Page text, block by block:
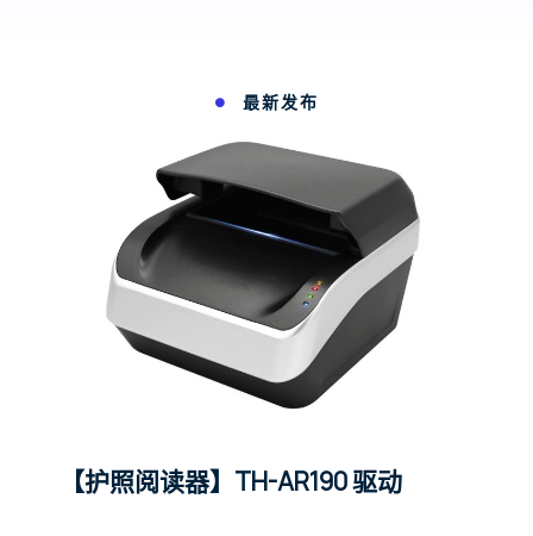
最新发布
【护照阅读器】TH-AR190 驱动